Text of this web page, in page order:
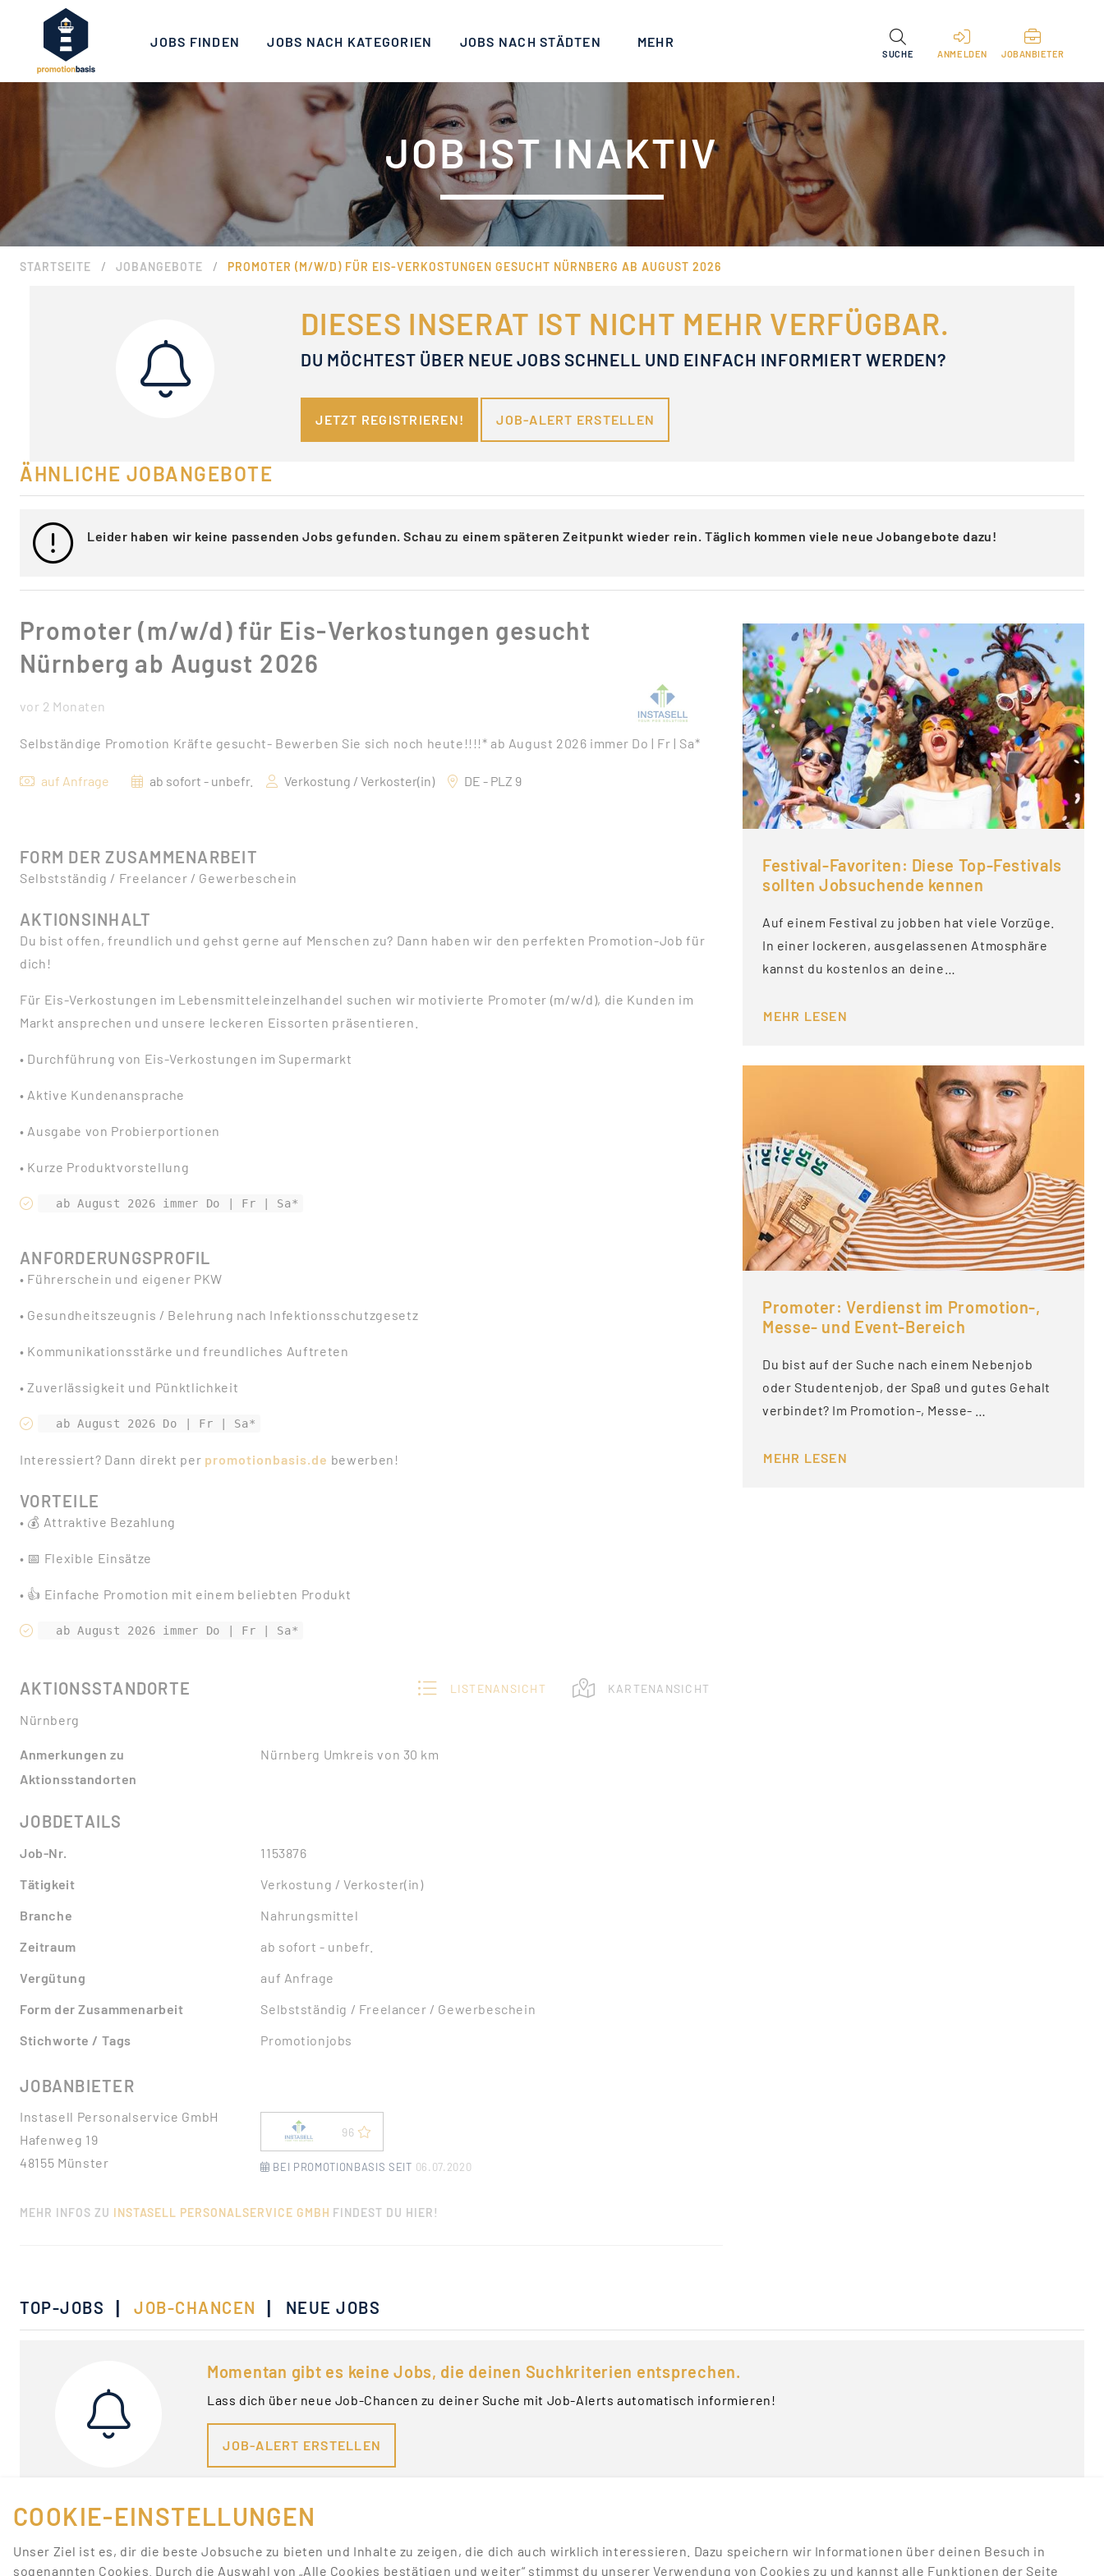
JOBS FINDEN JOBS NACH KATEGORIEN JOBS NACH STÄDTEN MEHR
SUCHE ANMELDEN JOBANBIETER
JOB IST INAKTIV
STARTSEITE / JOBANGEBOTE / PROMOTER (M/W/D) FÜR EIS-VERKOSTUNGEN GESUCHT NÜRNBERG AB AUGUST 2026
DIESES INSERAT IST NICHT MEHR VERFÜGBAR.
DU MÖCHTEST ÜBER NEUE JOBS SCHNELL UND EINFACH INFORMIERT WERDEN?
JETZT REGISTRIEREN! JOB-ALERT ERSTELLEN
ÄHNLICHE JOBANGEBOTE
Leider haben wir keine passenden Jobs gefunden. Schau zu einem späteren Zeitpunkt wieder rein. Täglich kommen viele neue Jobangebote dazu!
Promoter (m/w/d) für Eis-Verkostungen gesucht
Nürnberg ab August 2026
vor 2 Monaten
Selbständige Promotion Kräfte gesucht- Bewerben Sie sich noch heute!!!!* ab August 2026 immer Do | Fr | Sa*
auf Anfrage ab sofort - unbefr. Verkostung / Verkoster(in) DE - PLZ 9
FORM DER ZUSAMMENARBEIT
Selbstständig / Freelancer / Gewerbeschein
AKTIONSINHALT
Du bist offen, freundlich und gehst gerne auf Menschen zu? Dann haben wir den perfekten Promotion-Job für
dich!
Für Eis-Verkostungen im Lebensmitteleinzelhandel suchen wir motivierte Promoter (m/w/d), die Kunden im
Markt ansprechen und unsere leckeren Eissorten präsentieren.
• Durchführung von Eis-Verkostungen im Supermarkt
• Aktive Kundenansprache
• Ausgabe von Probierportionen
• Kurze Produktvorstellung
ANFORDERUNGSPROFIL
• Führerschein und eigener PKW
• Gesundheitszeugnis / Belehrung nach Infektionsschutzgesetz
• Kommunikationsstärke und freundliches Auftreten
• Zuverlässigkeit und Pünktlichkeit
Interessiert? Dann direkt per promotionbasis.de bewerben!
VORTEILE
• 💰 Attraktive Bezahlung
• 📅 Flexible Einsätze
• 👍 Einfache Promotion mit einem beliebten Produkt
AKTIONSSTANDORTE LISTENANSICHT KARTENANSICHT
Nürnberg
Anmerkungen zu
Aktionsstandorten
Nürnberg Umkreis von 30 km
JOBDETAILS
Job-Nr.
1153876
Tätigkeit
Verkostung / Verkoster(in)
Branche
Nahrungsmittel
Zeitraum
ab sofort - unbefr.
Vergütung
auf Anfrage
Form der Zusammenarbeit
Selbstständig / Freelancer / Gewerbeschein
Stichworte / Tags
Promotionjobs
JOBANBIETER
Instasell Personalservice GmbH
Hafenweg 19
48155 Münster
96
BEI PROMOTIONBASIS SEIT 06.07.2020
MEHR INFOS ZU INSTASELL PERSONALSERVICE GMBH FINDEST DU HIER!
Festival-Favoriten: Diese Top-Festivals
sollten Jobsuchende kennen
Auf einem Festival zu jobben hat viele Vorzüge.
In einer lockeren, ausgelassenen Atmosphäre
kannst du kostenlos an deine…
MEHR LESEN
Promoter: Verdienst im Promotion-,
Messe- und Event-Bereich
Du bist auf der Suche nach einem Nebenjob
oder Studentenjob, der Spaß und gutes Gehalt
verbindet? Im Promotion-, Messe- …
MEHR LESEN
TOP-JOBS | JOB-CHANCEN | NEUE JOBS
Momentan gibt es keine Jobs, die deinen Suchkriterien entsprechen.
Lass dich über neue Job-Chancen zu deiner Suche mit Job-Alerts automatisch informieren!
JOB-ALERT ERSTELLEN
COOKIE-EINSTELLUNGEN
Unser Ziel ist es, dir die beste Jobsuche zu bieten und Inhalte zu zeigen, die dich auch wirklich interessieren. Dazu speichern wir Informationen über deinen Besuch in
sogenannten Cookies. Durch die Auswahl von „Alle Cookies bestätigen und weiter“ stimmst du unserer Verwendung von Cookies zu und kannst alle Funktionen der Seite